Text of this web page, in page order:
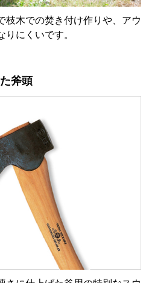
枝木での焚き付け作りや、アウ
りにくいです。
斧頭